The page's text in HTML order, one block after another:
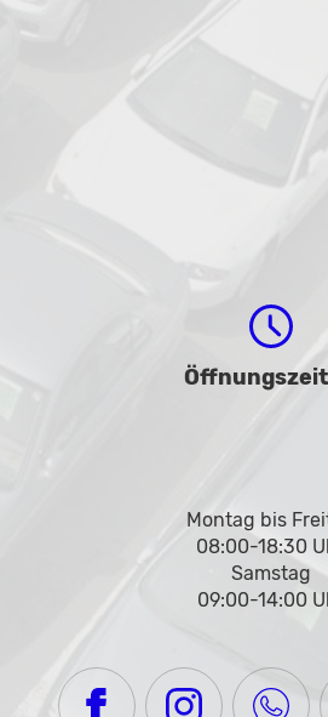
Montag bis
08:00-18:30
Samstag
09:00-14:00